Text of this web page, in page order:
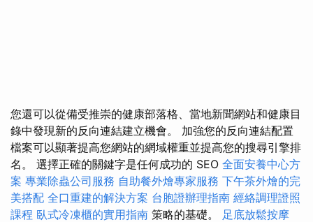
您還可以從備受推崇的健康部落格、當地新聞網站和健康目
錄中發現新的反向連結建立機會。 加強您的反向連結配置
檔案可以顯著提高您網站的網域權重並提高您的搜尋引擎排
名。 選擇正確的關鍵字是任何成功的 SEO 全面安養中心方
案 專業除蟲公司服務 自助餐外燴專家服務 下午茶外燴的完
美搭配 全口重建的解決方案 台胞證辦理指南 經絡調理證照
課程 臥式冷凍櫃的實用指南 策略的基礎。 足底放鬆按摩